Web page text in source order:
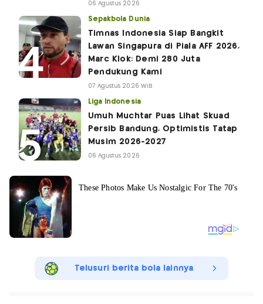
06 Agustus 2026
Sepakbola Dunia
Timnas Indonesia Siap Bangkit
Lawan Singapura di Piala AFF 2026,
Marc Klok: Demi 280 Juta
Pendukung Kami
07 Agustus 2026 WIB
Liga Indonesia
Umuh Muchtar Puas Lihat Skuad
Persib Bandung, Optimistis Tatap
Musim 2026-2027
06 Agustus 2026
Telusuri berita bola lainnya